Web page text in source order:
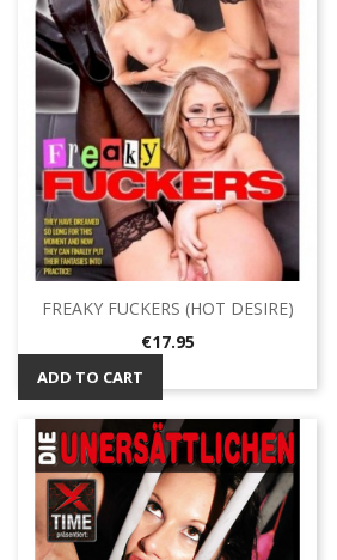
FREAKY FUCKERS (HOT DESIRE)
Price
€17.95
ADD TO CART